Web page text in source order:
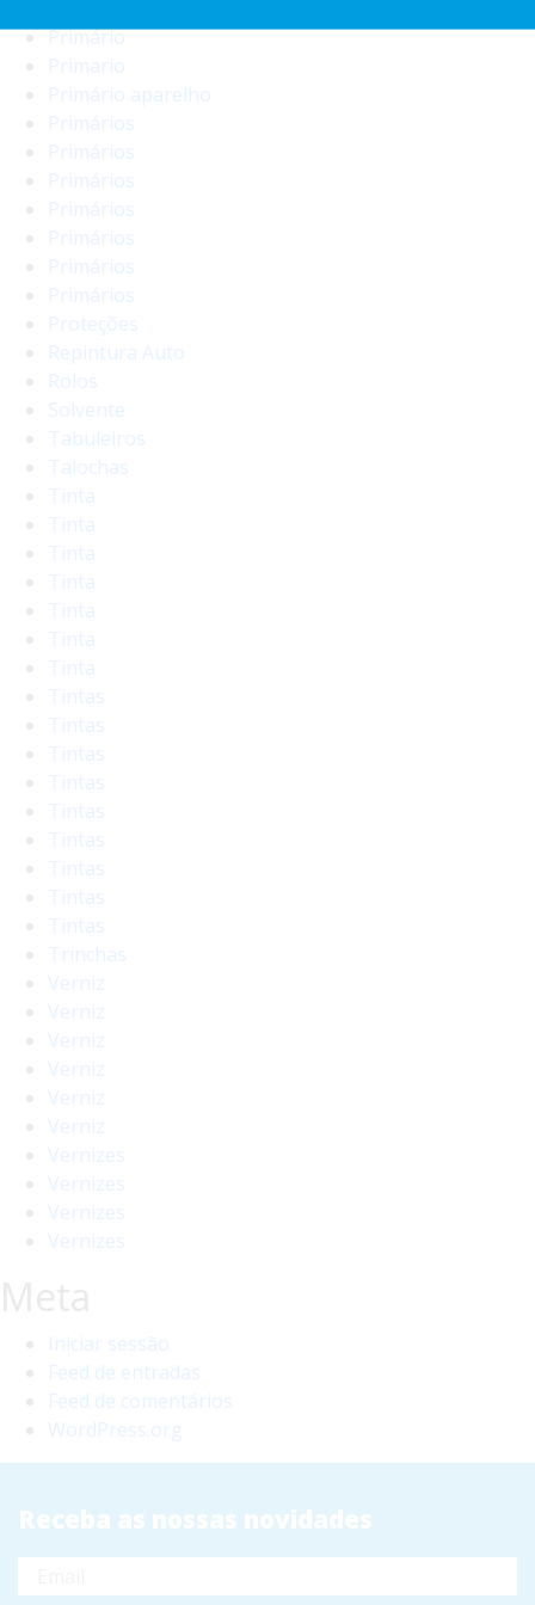
Primário
Primario
Primário aparelho
Primários
Primários
Primários
Primários
Primários
Primários
Primários
Proteções
Repintura Auto
Rolos
Solvente
Tabuleiros
Talochas
Tinta
Tinta
Tinta
Tinta
Tinta
Tinta
Tinta
Tintas
Tintas
Tintas
Tintas
Tintas
Tintas
Tintas
Tintas
Tintas
Trinchas
Verniz
Verniz
Verniz
Verniz
Verniz
Verniz
Vernizes
Vernizes
Vernizes
Vernizes
Iniciar sessão
Feed de entradas
Feed de comentários
WordPress.org
Receba as nossas novidades